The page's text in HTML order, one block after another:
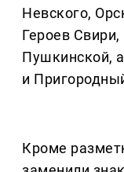
Невского,
Героев
Пушкинской,
и
Кроме